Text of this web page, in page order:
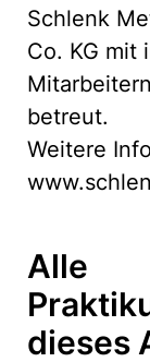
Schlenk
Co. KG mit
betreut.
Weitere
Alle
dieses